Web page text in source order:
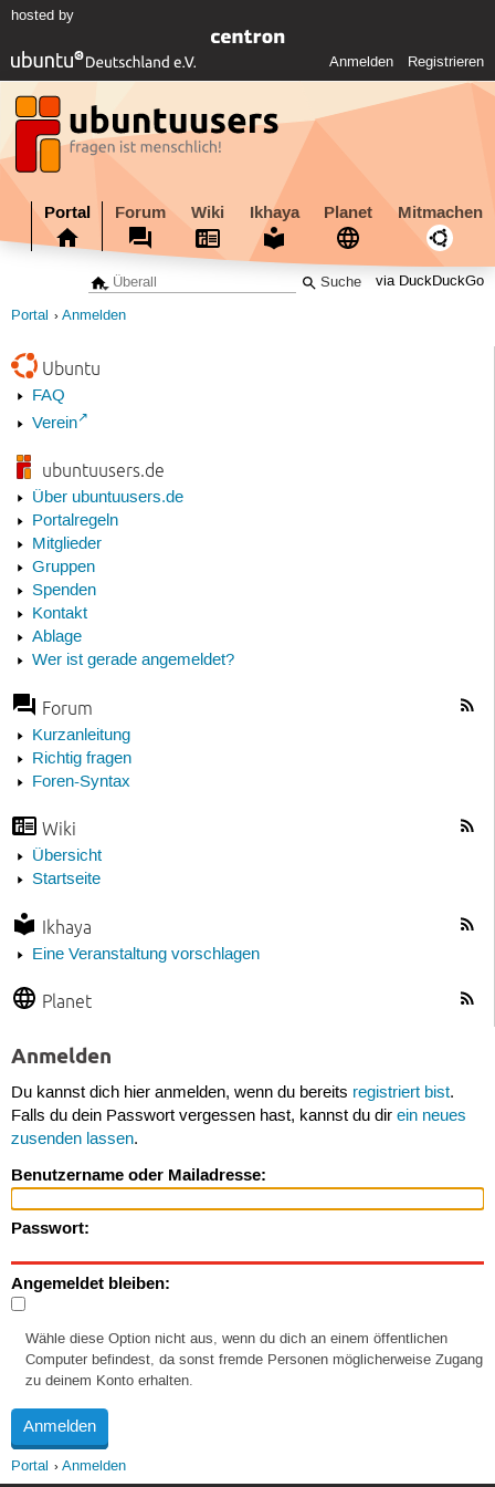
hosted by
Anmelden Registrieren
Portal Forum Wiki Ikhaya Planet Mitmachen
via DuckDuckGo
Portal Anmelden
Ubuntu
FAQ
Verein
ubuntuusers.de
Über ubuntuusers.de
Portalregeln
Mitglieder
Gruppen
Spenden
Kontakt
Ablage
Wer ist gerade angemeldet?
Forum
Kurzanleitung
Richtig fragen
Foren-Syntax
Wiki
Übersicht
Startseite
Ikhaya
Eine Veranstaltung vorschlagen
Planet
Anmelden
Du kannst dich hier anmelden, wenn du bereits registriert bist.
Falls du dein Passwort vergessen hast, kannst du dir ein neues
zusenden lassen.
Benutzername oder Mailadresse:
Passwort:
Angemeldet bleiben:
Wähle diese Option nicht aus, wenn du dich an einem öffentlichen
Computer befindest, da sonst fremde Personen möglicherweise Zugang
zu deinem Konto erhalten.
Portal Anmelden